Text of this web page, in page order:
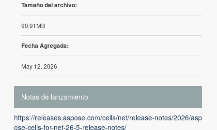
Tamaño del archivo:
90.91MB
Fecha Agregada:
May 12, 2026
Notas de lanzamiento
https://releases.aspose.com/cells/net/release-notes/2026/asp
ose-cells-for-net-26-5-release-notes/